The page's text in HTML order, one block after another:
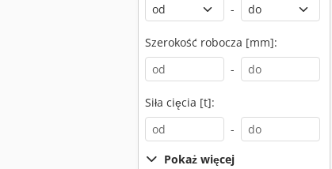
-
Szerokość robocza [mm]:
-
Siła cięcia [t]:
-
Pokaż więcej